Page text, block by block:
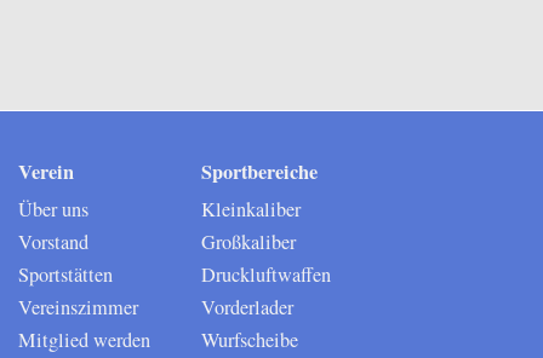
Intern
Verein
Über uns
Vorstand
Sportstätten
Vereinszimmer
Mitglied werden
Sportbereiche
Kleinkaliber
Großkaliber
Druckluftwaffen
Vorderlader
Wurfscheibe